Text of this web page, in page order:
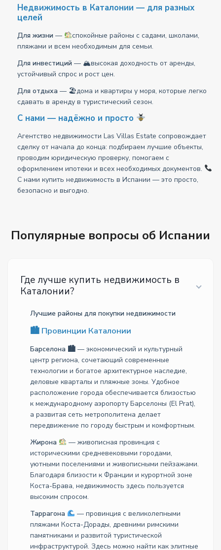
Недвижимость в Каталонии — для разных
целей
Для жизни —
спокойные районы с садами, школами,
пляжами и всем необходимым для семьи.
Для инвестиций — 🏔высокая доходность от аренды,
устойчивый спрос и рост цен.
Для отдыха — 🏖дома и квартиры у моря, которые легко
сдавать в аренду в туристический сезон.
С нами — надёжно и просто
Агентство недвижимости Las Villas Estate сопровождает
сделку от начала до конца: подбираем лучшие объекты,
проводим юридическую проверку, помогаем с
оформлением ипотеки и всех необходимых документов.
С нами купить недвижимость в Испании — это просто,
безопасно и выгодно.
Популярные вопросы об Испании
Где лучше купить недвижимость в
Каталонии?
Лучшие районы для покупки недвижимости
🏙 Провинции Каталонии
Барселона 🏙 — экономический и культурный
центр региона, сочетающий современные
технологии и богатое архитектурное наследие,
деловые кварталы и пляжные зоны. Удобное
расположение города обеспечивается близостью
к международному аэропорту Барселоны (El Prat),
а развитая сеть метрополитена делает
передвижение по городу быстрым и комфортным.
Жирона
— живописная провинция с
историческими средневековыми городами,
уютными поселениями и живописными пейзажами.
Благодаря близости к Франции и курортной зоне
Коста-Брава, недвижимость здесь пользуется
высоким спросом.
Таррагона
— провинция с великолепными
пляжами Коста-Дорады, древними римскими
памятниками и развитой туристической
инфраструктурой. Здесь можно найти как элитные